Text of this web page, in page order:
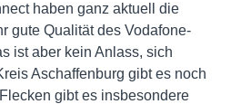
haben ganz aktuell die
gute Qualität des Vodafone-
ist aber kein Anlass, sich
Aschaffenburg gibt es noch
gibt es insbesondere